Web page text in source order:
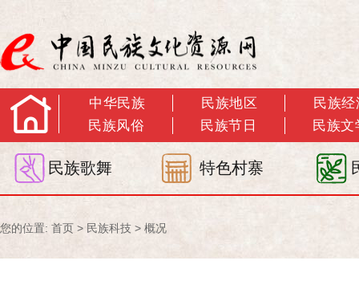
中华民族 民族地区
民族经
民族风俗
民族节日 民族文
民族歌舞 特色村寨
您的位置: 首页 > 民族科技 > 概况